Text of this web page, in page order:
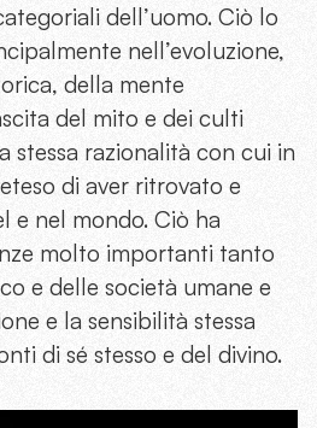
dell’uomo. Ciò lo
nell’evoluzione,
della mente
del mito e dei culti
stessa razionalità con cui in
di aver ritrovato e
e nel mondo. Ciò ha
molto importanti tanto
e delle società umane e
e la sensibilità stessa
di sé stesso e del divino.